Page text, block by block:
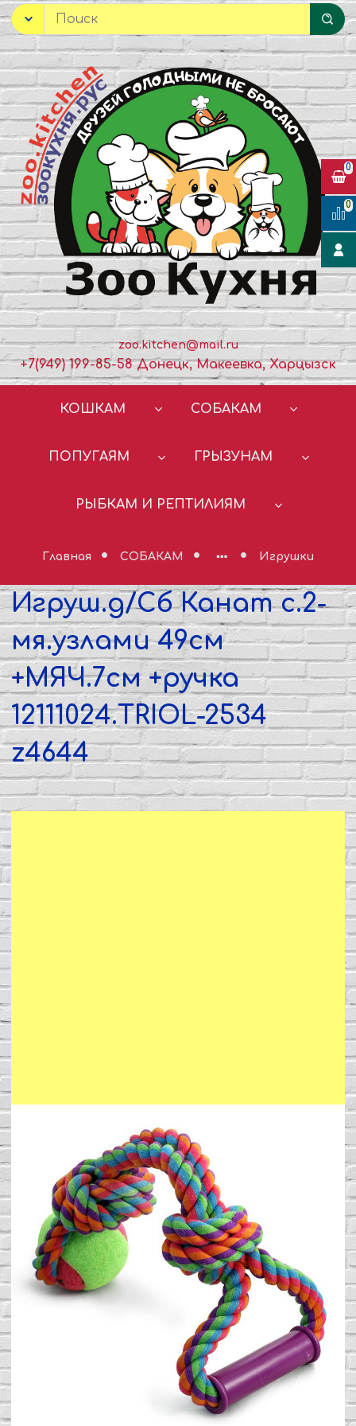
zoo.kitchen@mail.ru
+7(949) 199-85-58 Донецк, Макеевка, Харцызск
КОШКАМ СОБАКАМ
ПОПУГАЯМ ГРЫЗУНАМ
РЫБКАМ И РЕПТИЛИЯМ
Главная СОБАКАМ Игрушки
Игруш.д/Сб Канат с.2-
мя.узлами 49см
+МЯЧ.7см +ручка
12111024.TRIOL-2534
z4644
0
0